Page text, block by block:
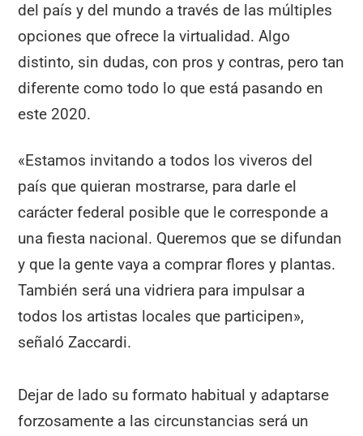
del país y del mundo a través de las múltiples
opciones que ofrece la virtualidad. Algo
distinto, sin dudas, con pros y contras, pero tan
diferente como todo lo que está pasando en
este 2020.
«Estamos invitando a todos los viveros del
país que quieran mostrarse, para darle el
carácter federal posible que le corresponde a
una fiesta nacional. Queremos que se difundan
y que la gente vaya a comprar flores y plantas.
También será una vidriera para impulsar a
todos los artistas locales que participen»,
señaló Zaccardi.
Dejar de lado su formato habitual y adaptarse
forzosamente a las circunstancias será un